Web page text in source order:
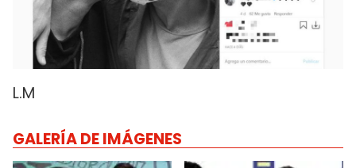
L.M
GALERÍA DE IMÁGENES